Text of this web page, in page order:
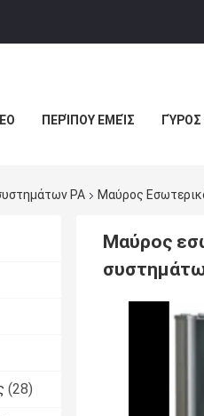
ΠΕΡΊΠΟΥ ΕΜΕΊΣ
PA Μαύρος
(28)
Μαύρος